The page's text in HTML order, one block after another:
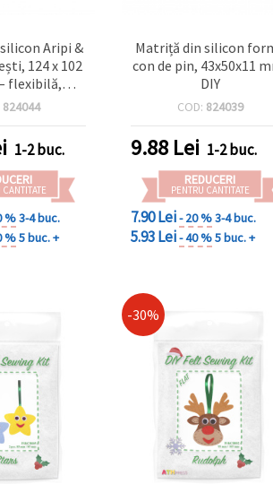
Aripi &
124 x 102
flexibilă,
pentru
argilă
fondant,
pentru
824044
1-2 buc.
CANTITATE
%3-4 buc.
%5 buc. +
Matriță din silicon
con de pin, 43x50x11
DIY
COD: 824039
9.88 Lei 1-2 buc.
REDUCERI
PENTRU CANTITATE
7.90 Lei- 20 %3-4 buc.
5.93 Lei- 40 %5 buc. +
-30%